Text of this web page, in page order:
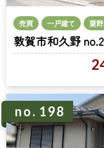
売買 一戸建て 粟
敦賀市和久野
no. 198